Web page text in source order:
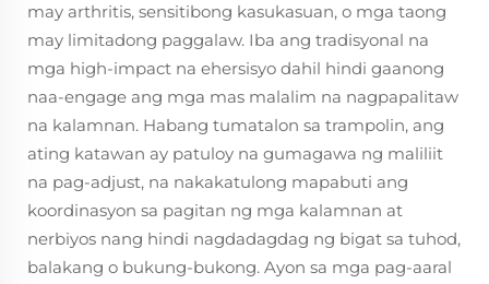
may arthritis, sensitibong kasukasuan, o mga taong
may limitadong paggalaw. Iba ang tradisyonal na
mga high-impact na ehersisyo dahil hindi gaanong
naa-engage ang mga mas malalim na nagpapalitaw
na kalamnan. Habang tumatalon sa trampolin, ang
ating katawan ay patuloy na gumagawa ng maliliit
na pag-adjust, na nakakatulong mapabuti ang
koordinasyon sa pagitan ng mga kalamnan at
nerbiyos nang hindi nagdadagdag ng bigat sa tuhod,
balakang o bukung-bukong. Ayon sa mga pag-aaral